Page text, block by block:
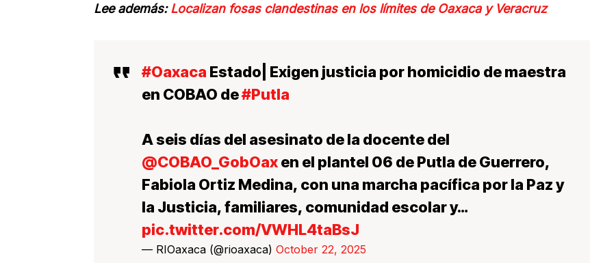
Lee además:Localizan fosas clandestinas en los límites de Oaxaca y Veracruz
#Oaxaca Estado| Exigen justicia por homicidio de maestra
en COBAO de#Putla
A seis días del asesinato de la docente del
@COBAO_GobOaxen el plantel 06 de Putla de Guerrero,
Fabiola Ortiz Medina, con una marcha pacífica por la Paz y
la Justicia, familiares, comunidad escolar y…
pic.twitter.com/VWHL4taBsJ
— RIOaxaca (@rioaxaca) October 22, 2025